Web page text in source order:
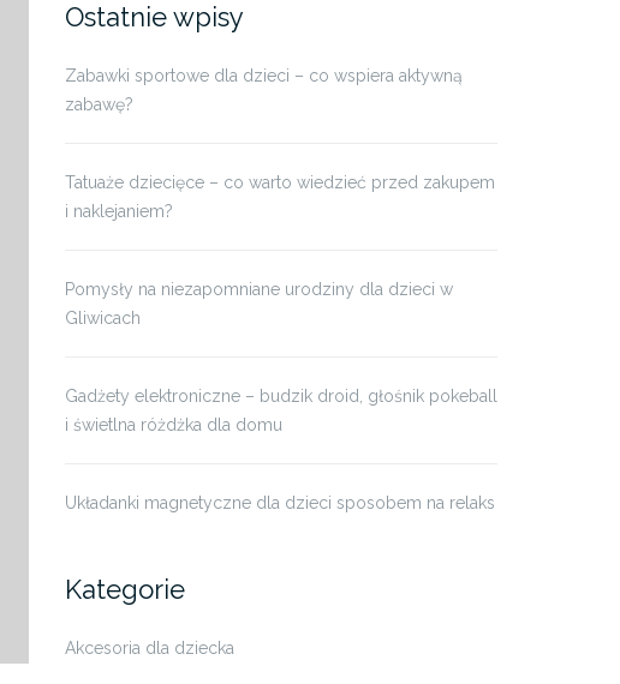
Ostatnie wpisy
Zabawki sportowe dla dzieci – co wspiera aktywną
zabawę?
Tatuaże dziecięce – co warto wiedzieć przed zakupem
i naklejaniem?
Pomysły na niezapomniane urodziny dla dzieci w
Gliwicach
Gadżety elektroniczne – budzik droid, głośnik pokeball
i świetlna różdżka dla domu
Układanki magnetyczne dla dzieci sposobem na relaks
Kategorie
Akcesoria dla dziecka